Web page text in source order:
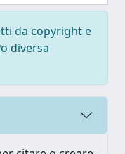
da copyright e
diversa